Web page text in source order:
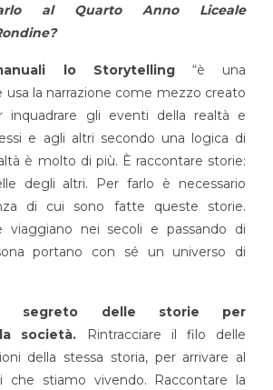
al Quarto Anno Liceale
lo Storytelling“è una
la narrazione come mezzo creato
inquadrare gli eventi della realtà e
e agli altri secondo una logica di
è molto di più. È raccontare storie:
degli altri. Per farlo è necessario
di cui sono fatte queste storie.
viaggiano nei secoli e passando di
portano con sé un universo di
il segreto delle storie per
società. Rintracciare il filo delle
della stessa storia, per arrivare al
che stiamo vivendo. Raccontare la